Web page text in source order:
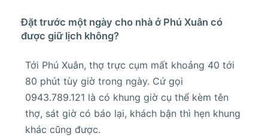
Đặt trước một ngày cho nhà ở Phú Xuân có
được giữ lịch không?
Tới Phú Xuân, thợ trực cụm mất khoảng 40 tới
80 phút tùy giờ trong ngày. Cứ gọi
0943.789.121 là có khung giờ cụ thể kèm tên
thợ, sát giờ có báo lại, khách bận thì hẹn khung
khác cũng được.